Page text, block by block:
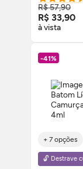
R$ 57,90
R$ 33,90
à vista
-41%
+ 7 opções
🔓 Destrave